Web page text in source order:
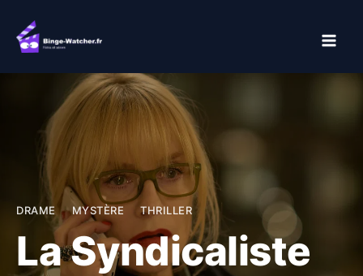
contenu
DRAME MYSTÈRE THRILLER
La Syndicaliste